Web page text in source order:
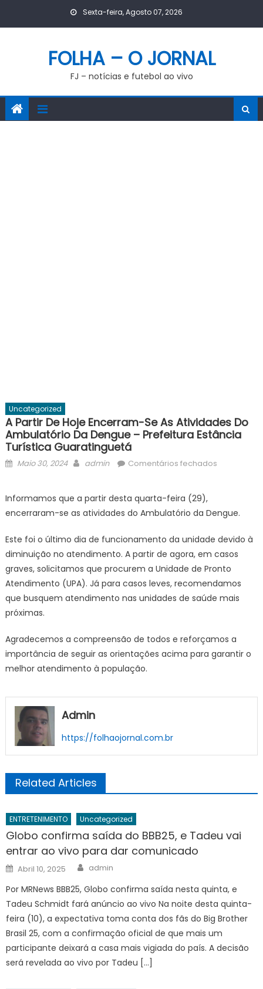
Sexta-feira, Agosto 07, 2026
FOLHA – O JORNAL
FJ – notícias e futebol ao vivo
Uncategorized
A Partir De Hoje Encerram-Se As Atividades Do
Ambulatório Da Dengue – Prefeitura Estância
Turística Guaratinguetá
Posted
Maio 30, 2024 Author
admin Comentários fechadosem
hoje
se
as
atividades
do
–
Prefeitura
Informamos que a partir desta quarta-feira (29),
encerraram-se as atividades do Ambulatório da Dengue.
Este foi o último dia de funcionamento da unidade devido à
diminuição no atendimento. A partir de agora, em casos
graves, solicitamos que procurem a Unidade de Pronto
Atendimento (UPA). Já para casos leves, recomendamos
que busquem atendimento nas unidades de saúde mais
próximas.
Agradecemos a compreensão de todos e reforçamos a
importância de seguir as orientações acima para garantir o
melhor atendimento à população.
Admin
https://folhaojornal.com.br
Related Articles
ENTRETENIMENTO Uncategorized
Globo confirma saída do BBB25, e Tadeu vai
entrar ao vivo para dar comunicado
Posted
on
Abril 10, 2025 Author
admin
Por MRNews BBB25, Globo confirma saída nesta quinta, e
Tadeu Schmidt fará anúncio ao vivo Na noite desta quinta-
feira (10), a expectativa toma conta dos fãs do Big Brother
Brasil 25, com a confirmação oficial de que mais um
participante deixará a casa mais vigiada do país. A decisão
será revelada ao vivo por Tadeu […]